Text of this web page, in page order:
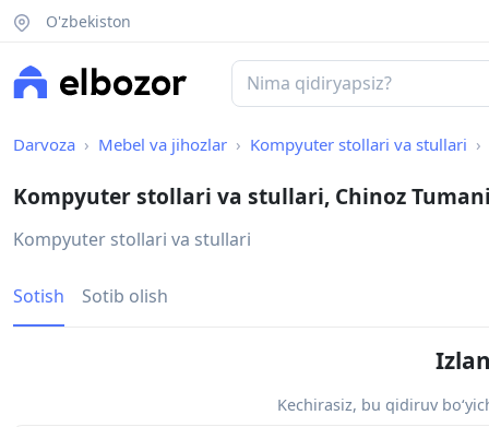
O'zbekiston
Darvoza Mebel va jihozlar Kompyuter stollari va stullari
Kompyuter stollari va stullari, Chinoz
Kompyuter stollari va stullari
Sotish Sotib olish
Kechirasiz, bu qidiruv